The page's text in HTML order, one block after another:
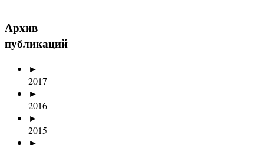
Архив
публикаций
►
2017
►
2016
►
2015
►